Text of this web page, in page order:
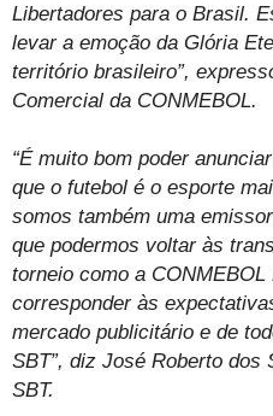
Libertadores para o Brasil.
levar a emoção da Glória
território brasileiro”,
Comercial da CONMEBOL.
“É muito bom poder
que o futebol é o esporte
somos também uma
que podermos voltar às
torneio como a
corresponder às
mercado publicitário e de
SBT”, diz José Roberto dos
SBT.